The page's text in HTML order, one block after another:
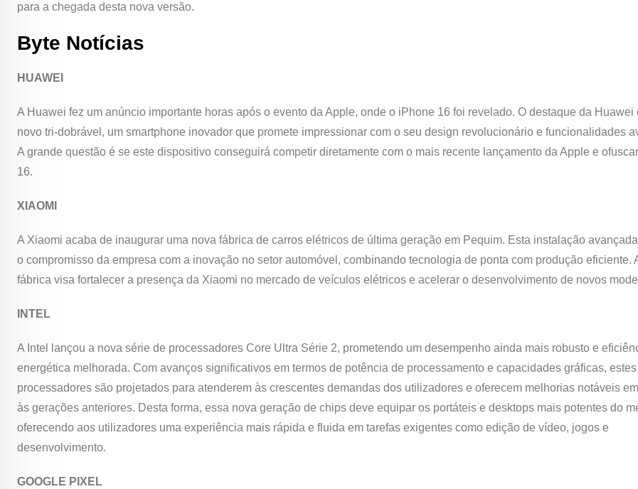
para a chegada desta nova versão.
Byte Notícias
HUAWEI
A Huawei fez um anúncio importante horas após o evento da Apple, onde o iPhone 16 foi revelado. O destaque da Huawei
novo tri-dobrável, um smartphone inovador que promete impressionar com o seu design revolucionário e funcionalidades
A grande questão é se este dispositivo conseguirá competir diretamente com o mais recente lançamento da Apple e
16.
XIAOMI
A Xiaomi acaba de inaugurar uma nova fábrica de carros elétricos de última geração em Pequim. Esta instalação
o compromisso da empresa com a inovação no setor automóvel, combinando tecnologia de ponta com produção eficiente.
fábrica visa fortalecer a presença da Xiaomi no mercado de veículos elétricos e acelerar o desenvolvimento de novos
INTEL
A Intel lançou a nova série de processadores Core Ultra Série 2, prometendo um desempenho ainda mais robusto e
energética melhorada. Com avanços significativos em termos de potência de processamento e capacidades gráficas, estes
processadores são projetados para atenderem às crescentes demandas dos utilizadores e oferecem melhorias notáveis
às gerações anteriores. Desta forma, essa nova geração de chips deve equipar os portáteis e desktops mais potentes do
oferecendo aos utilizadores uma experiência mais rápida e fluida em tarefas exigentes como edição de vídeo, jogos e
desenvolvimento.
GOOGLE PIXEL